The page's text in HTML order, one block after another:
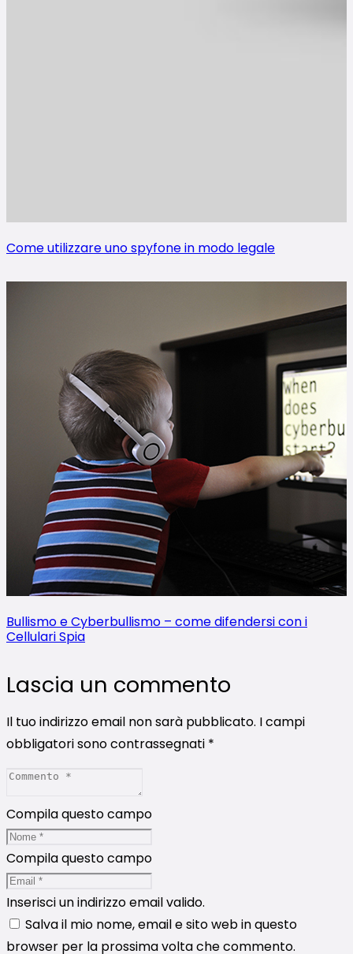
Come utilizzare uno spyfone in modo legale
Bullismo e Cyberbullismo – come difendersi con i
Cellulari Spia
Lascia un commento
Il tuo indirizzo email non sarà pubblicato. I campi
obbligatori sono contrassegnati *
Compila questo campo
Compila questo campo
Inserisci un indirizzo email valido.
Salva il mio nome, email e sito web in questo
browser per la prossima volta che commento.